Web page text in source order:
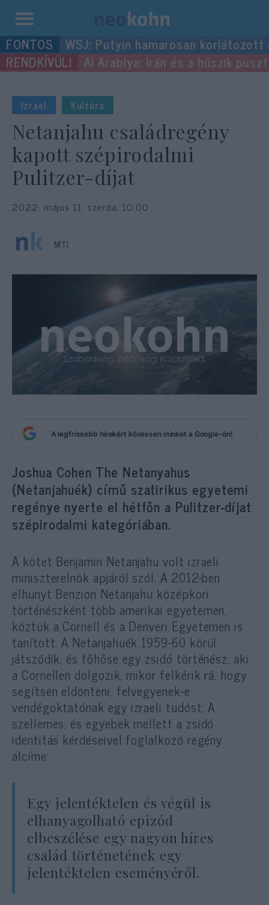
Kilépés
a
tartalomba
WSJ: Putyin hamarosan
Al Arabiya: Irán és a húszik
Izrael Kultúra
Netanjahu családregény
kapott szépirodalmi
Pulitzer-díjat
2022. május 11. szerda, 10:00
MTI
A legfrissebb hírekért kövessen minket a Google-ön!
Joshua Cohen The Netanyahus
(Netanjahuék) című szatirikus egyetemi
regénye nyerte el hétfőn a Pulitzer-díjat
szépirodalmi kategóriában.
A kötet Benjamin Netanjahu volt izraeli
miniszterelnök apjáról szól. A 2012-ben
elhunyt Benzion Netanjahu középkori
történészként több amerikai egyetemen,
köztük a Cornell és a Denveri Egyetemen is
tanított. A Netanjahuék 1959-60 körül
játszódik, és főhőse egy zsidó történész, aki
a Cornellen dolgozik, mikor felkérik rá, hogy
segítsen eldönteni, felvegyenek-e
vendégoktatónak egy izraeli tudóst. A
szellemes, és egyebek mellett a zsidó
identitás kérdéseivel foglalkozó regény
alcíme:
Egy jelentéktelen és végül is
elhanyagolható epizód
elbeszélése egy nagyon híres
család történetének egy
jelentéktelen eseményéről.